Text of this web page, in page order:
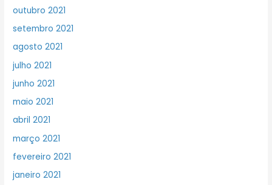
outubro 2021
setembro 2021
agosto 2021
julho 2021
junho 2021
maio 2021
abril 2021
março 2021
fevereiro 2021
janeiro 2021